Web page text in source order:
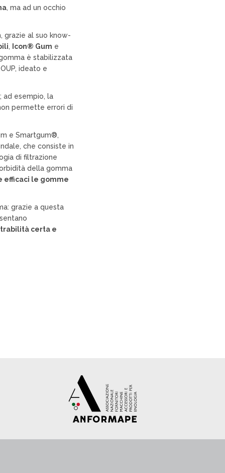
, ma ad un occhio
grazie al suo know-
, Icon® Gum e
è stabilizzata
ideato e
esempio, la
permette errori di
e Smartgum®,
che consiste in
di filtrazione
della gomma
efficaci le gomme
grazie a questa
certa e